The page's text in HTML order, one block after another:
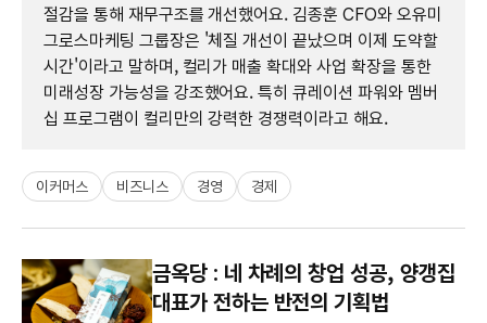
절감을 통해 재무구조를 개선했어요. 김종훈 CFO와 오유미
그로스마케팅 그룹장은 '체질 개선이 끝났으며 이제 도약할
시간'이라고 말하며, 컬리가 매출 확대와 사업 확장을 통한
미래성장 가능성을 강조했어요. 특히 큐레이션 파워와 멤버
십 프로그램이 컬리만의 강력한 경쟁력이라고 해요.
이커머스 비즈니스 경영 경제
금옥당 : 네 차례의 창업 성공, 양갱집
대표가 전하는 반전의 기획법